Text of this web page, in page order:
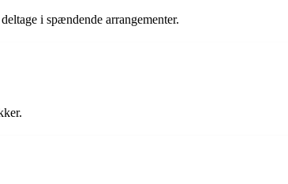
i spændende arrangementer.